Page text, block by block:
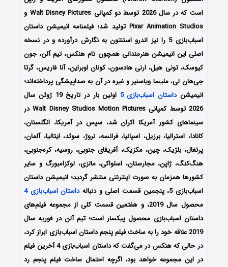
است که در سال 2026 توسط دو کمپانی‌ Walt Disney Pictures و
Pixar Animation Studios تولید شد؛ فیلمنامه انیمیشن داستان
اسباب‌بازی 5 را نیز اندرو استنتون به نگارش درآورده‌‌‌‌‌‌ و در نسخه
اصلی این انیمیشن هنرمندانی همچون تام هنکس، تیم آلن، جون
کیوسک، تونی هیل، ارنی هادسون، کونان اوبراین، آنا فاریس، گرتا
جی‌هان لی، ملیسا ویاسنیر و غیره در آن به صداپیشگی پرداخته‌‌اند؛
انیمیشنداستان اسباب‌بازی 5
اولین بار در تاریخ 19 ژوئن سال
2026 توسط کمپانی Walt Disney Studios Motion Pictures در
سینماهای کشور آمریکا اکران شد، سپس در آمریکا، انگلستان،
کانادا، استرالیا، برزیل، اسپانیا، فرانسه، نروژ، سوئد، ایتالیا، آلمان،
پرتغال، بلژیک، چین، مکزیک، آفریقای جنوبی، روسیه، کره‌جنوبی،
هنگ‎‌کنگ، ژاپن، مجارستان، اسلواکی، مالزی، لوکزامبورگ و سایر
کشورها همزمان به صورت اینترنتی منتشر گردید؛ انیمیشن داستان
اسباب‌بازی 5، پنجمین قسمت اصلی و دنباله
داستان اسباب‌بازی 4
محصول سال 2019، و هفتمین قسمت کلی از مجموعه فیلم‌های
داستان اسباب‌بازی محصول پیکسار است؛ تیم آلن در فوریه سال
2019 علاقه خود را به ساخت فیلم پنجم داستان اسباب‌بازی ابراز کرد،
در حالی که هنکس در می‌گفت که داستان اسباب‌بازی 4 آخرین فیلم
در این مجموعه خواهد بود، اگرچه احتمال ساخت فیلم پنجم رد